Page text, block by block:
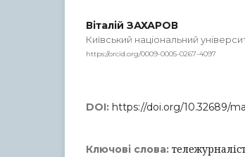
Віталій ЗАХАРОВ
Київський національний
https://orcid.org/0009-0005-0267-4097
DOI: https://doi.org/10.32689/
Ключові слова: